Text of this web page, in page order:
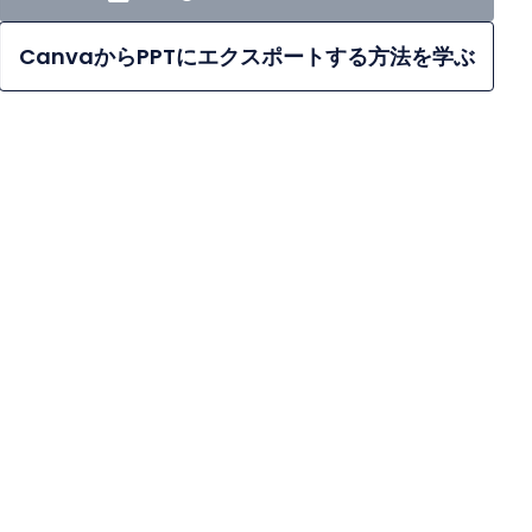
CanvaからPPTにエクスポートする方法を学ぶ